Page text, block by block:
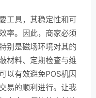
工具，其稳定性和可
率。因此，商家必须
别是磁场环境对其的
材料、定期检查与维
以有效避免POS机因
易的顺利进行。让我